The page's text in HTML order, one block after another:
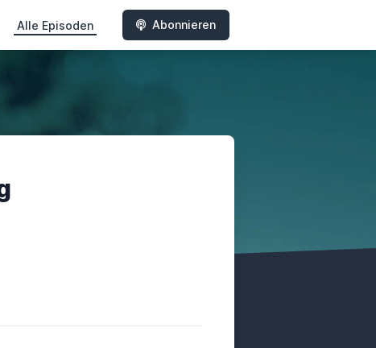
Alle Episoden Abonnieren